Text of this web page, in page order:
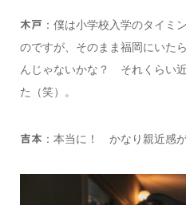
木戸 ：僕は小学校入学のタイミ
のですが、そのまま福岡にいた
んじゃないかな？ それくらい
た（笑）。
吉本 ：本当に！ かなり親近感が